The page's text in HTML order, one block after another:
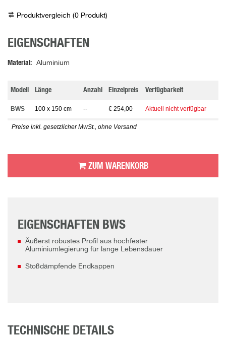
Produktvergleich (0 Produkt)
EIGENSCHAFTEN
Material Aluminium
Modell Länge Anzahl Einzelpreis Verfügbarkeit
BWS 100 x 150 cm -- € 254,00 Aktuell nicht verfügbar
Preise inkl. gesetzlicher MwSt., ohne Versand
ZUM WARENKORB
EIGENSCHAFTEN BWS
Äußerst robustes Profil aus hochfester
Aluminiumlegierung für lange Lebensdauer
Stoßdämpfende Endkappen
TECHNISCHE DETAILS